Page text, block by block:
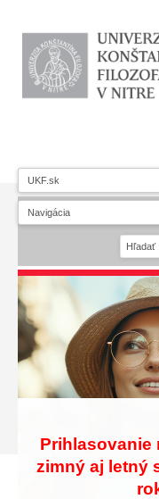
Prihlasovanie
zimný aj letný